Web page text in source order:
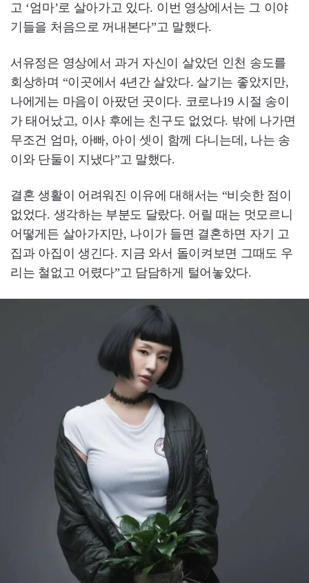
고 ‘엄마’로 살아가고 있다. 이번 영상에서는 그 이야
기들을 처음으로 꺼내본다”고 말했다.
서유정은 영상에서 과거 자신이 살았던 인천 송도를
회상하며 “이곳에서 4년간 살았다. 살기는 좋았지만,
나에게는 마음이 아팠던 곳이다. 코로나19 시절 송이
가 태어났고, 이사 후에는 친구도 없었다. 밖에 나가면
무조건 엄마, 아빠, 아이 셋이 함께 다니는데, 나는 송
이와 단둘이 지냈다”고 말했다.
결혼 생활이 어려워진 이유에 대해서는 “비슷한 점이
없었다. 생각하는 부분도 달랐다. 어릴 때는 멋모르니
어떻게든 살아가지만, 나이가 들면 결혼하면 자기 고
집과 아집이 생긴다. 지금 와서 돌이켜보면 그때도 우
리는 철없고 어렸다”고 담담하게 털어놓았다.